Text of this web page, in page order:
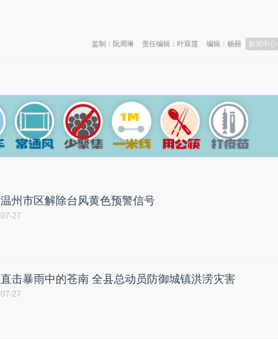
新闻中心
编辑：杨丽
责任编辑：叶双莲
监制：阮周琳
温州市区解除台风黄色预警信号
07-27
直击暴雨中的苍南 全县总动员防御城镇洪涝灾害
07-27